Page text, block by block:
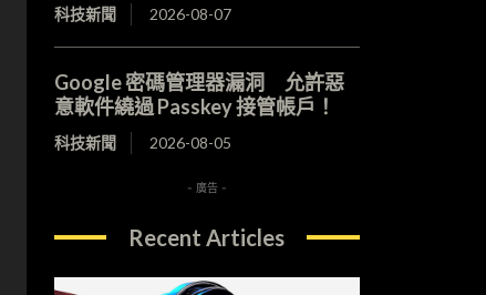
科技新聞 2026-08-07
Google 密碼管理器漏洞 允許惡
意軟件繞過 Passkey 接管帳戶！
科技新聞 2026-08-05
- 廣告 -
Recent Articles